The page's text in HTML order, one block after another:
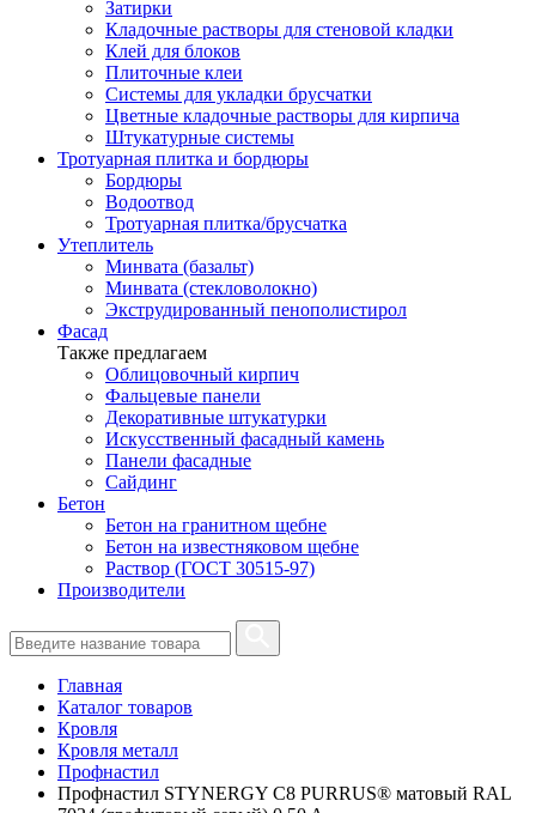
Затирки
Кладочные растворы для стеновой кладки
Клей для блоков
Плиточные клеи
Системы для укладки брусчатки
Цветные кладочные растворы для кирпича
Штукатурные системы
Тротуарная плитка и бордюры
Бордюры
Водоотвод
Тротуарная плитка/брусчатка
Утеплитель
Минвата (базальт)
Минвата (стекловолокно)
Экструдированный пенополистирол
Фасад
Также предлагаем
Облицовочный кирпич
Фальцевые панели
Декоративные штукатурки
Искусственный фасадный камень
Панели фасадные
Сайдинг
Бетон
Бетон на гранитном щебне
Бетон на известняковом щебне
Раствор (ГОСТ 30515-97)
Производители
Главная
Каталог товаров
Кровля
Кровля металл
Профнастил
Профнастил STYNERGY С8 PURRUS® матовый RAL